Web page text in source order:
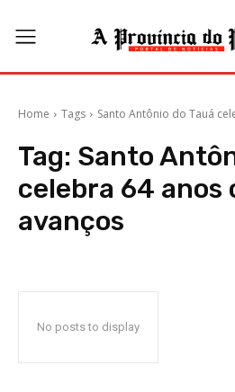
Home Tags Santo Antônio do Tauá
Tag: Santo
celebra 64 anos
avanços
No posts to display